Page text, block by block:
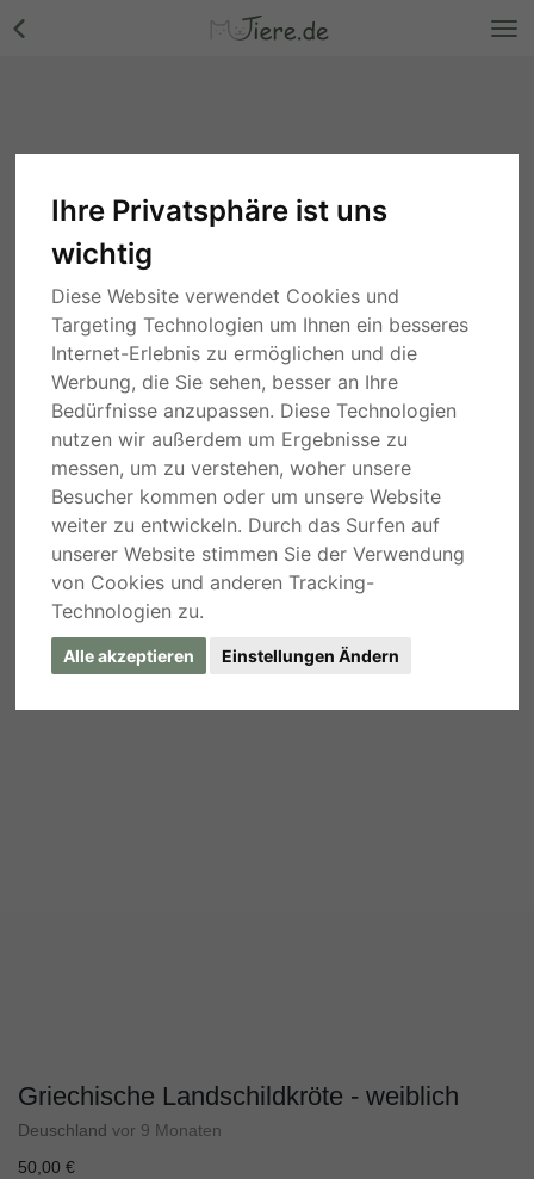
Ihre Privatsphäre ist uns
wichtig
Diese Website verwendet Cookies und
Targeting Technologien um Ihnen ein besseres
Internet-Erlebnis zu ermöglichen und die
Werbung, die Sie sehen, besser an Ihre
Bedürfnisse anzupassen. Diese Technologien
nutzen wir außerdem um Ergebnisse zu
messen, um zu verstehen, woher unsere
Besucher kommen oder um unsere Website
weiter zu entwickeln. Durch das Surfen auf
unserer Website stimmen Sie der Verwendung
von Cookies und anderen Tracking-
Technologien zu.
Alle akzeptieren Einstellungen Ändern
Griechische Landschildkröte - weiblich
Deuschland vor 9 Monaten
50,00 €